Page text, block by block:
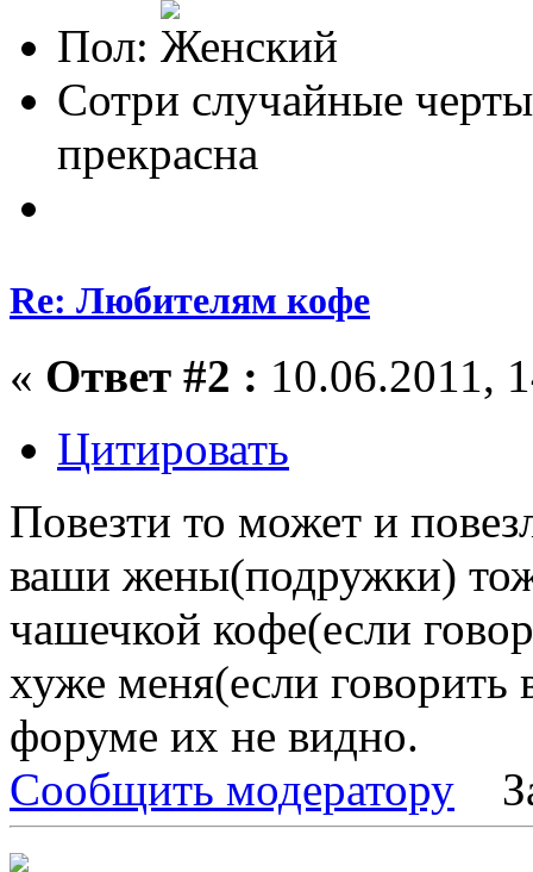
Пол:
Сотри случайные
прекрасна
Re: Любителям кофе
« Ответ #2 : 10.06.2011,
Цитировать
Повезти то может и
ваши жены(подружки)
чашечкой кофе(если
хуже меня(если говорить
форуме их не видно.
Сообщить модератору